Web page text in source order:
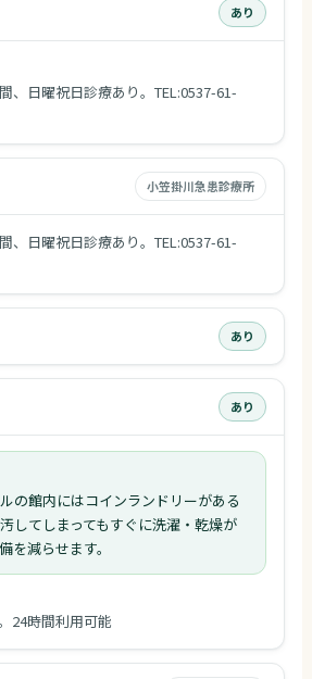
あり
、日曜祝日診療あり。TEL:0537-61-
小笠掛川急患診療所
、日曜祝日診療あり。TEL:0537-61-
あり
あり
の館内にはコインランドリーがある
してしまってもすぐに洗濯・乾燥が
を減らせます。
24時間利用可能